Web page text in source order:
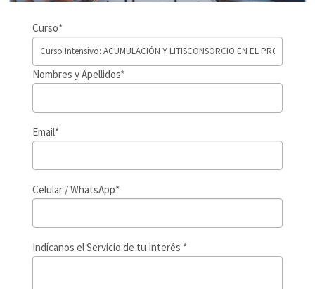
Curso*
Nombres y Apellidos*
Email*
Celular / WhatsApp*
Indícanos el Servicio de tu Interés *